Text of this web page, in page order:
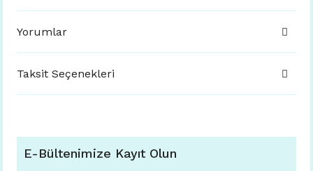
Yorumlar
Taksit Seçenekleri
E-Bültenimize Kayıt Olun